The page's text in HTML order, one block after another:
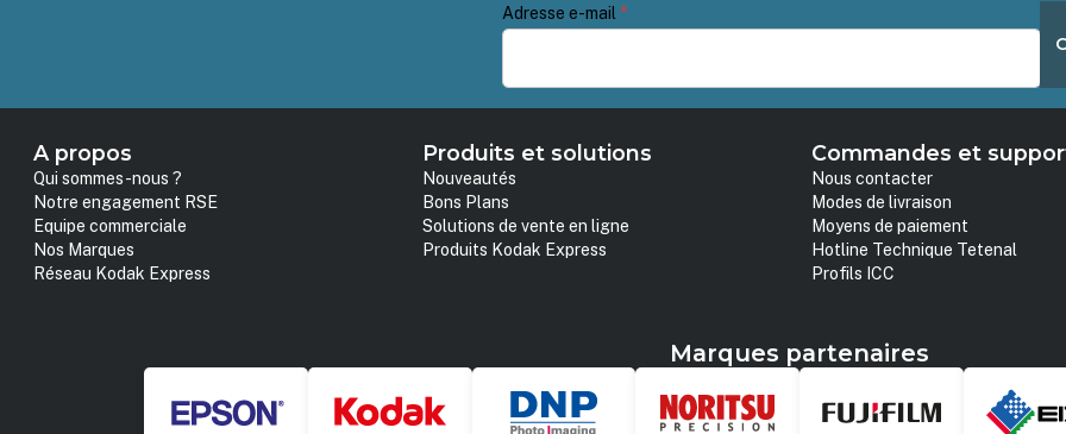
Adresse e-mail *
A propos
Qui sommes-nous ?
Notre engagement RSE
Equipe commerciale
Nos Marques
Réseau Kodak Express
Produits et solutions
Nouveautés
Bons Plans
Solutions de vente en ligne
Produits Kodak Express
Commandes et
Nous contacter
Modes de livraison
Moyens de paiement
Hotline Technique Tetenal
Profils ICC
Marques partenaires